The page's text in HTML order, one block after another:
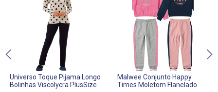
Universo Toque Pijama Longo
Bolinhas Viscolycra PlusSize
Malwee Conjunto Happy
Times Moletom Flanelado